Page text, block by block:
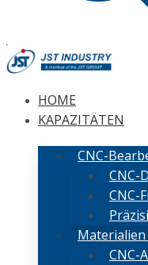
HOME
KAPAZITÄTEN
CNC-
CNC-
CNC-
CNC-